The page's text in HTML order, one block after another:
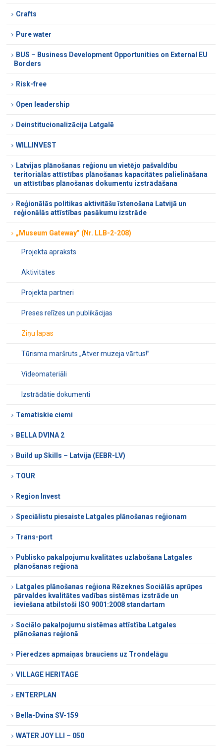
Crafts
Pure water
BUS – Business Development Opportunities on External EU
Borders
Risk-free
Open leadership
Deinstitucionalizācija Latgalē
WILLINVEST
Latvijas plānošanas reģionu un vietējo pašvaldību
teritoriālās attīstības plānošanas kapacitātes palielināšana
un attīstības plānošanas dokumentu izstrādāšana
Reģionālās politikas aktivitāšu īstenošana Latvijā un
reģionālās attīstības pasākumu izstrāde
„Museum Gateway” (Nr. LLB-2-208)
Projekta apraksts
Aktivitātes
Projekta partneri
Preses relīzes un publikācijas
Ziņu lapas
Tūrisma maršruts „Atver muzeja vārtus!”
Videomateriāli
Izstrādātie dokumenti
Tematiskie ciemi
BELLA DVINA 2
Build up Skills – Latvija (EEBR-LV)
TOUR
Region Invest
Speciālistu piesaiste Latgales plānošanas reģionam
Trans-port
Publisko pakalpojumu kvalitātes uzlabošana Latgales
plānošanas reģionā
Latgales plānošanas reģiona Rēzeknes Sociālās aprūpes
pārvaldes kvalitātes vadības sistēmas izstrāde un
ieviešana atbilstoši ISO 9001:2008 standartam
Sociālo pakalpojumu sistēmas attīstība Latgales
plānošanas reģionā
Pieredzes apmaiņas brauciens uz Trondelāgu
VILLAGE HERITAGE
ENTERPLAN
Bella-Dvina SV-159
WATER JOY LLI – 050